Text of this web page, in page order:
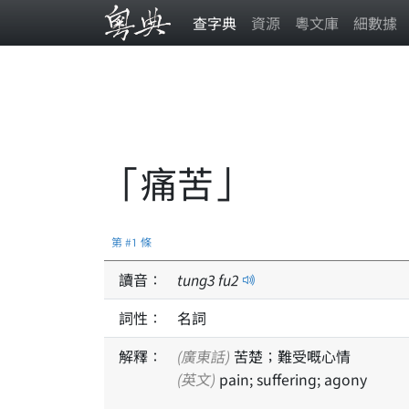
查字典 資源 粵文庫 細數據
「痛苦」
第 #1 條
讀音： tung3fu2
詞性：
名詞
解釋：
(廣東話) 苦楚；難受嘅心情
(英文) pain; suffering; agony